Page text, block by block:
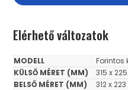
Elérhető változatok
Forintos
315 x
312 x 223